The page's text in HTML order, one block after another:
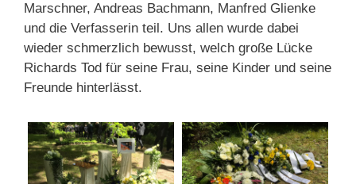
Marschner, Andreas Bachmann, Manfred Glienke
und die Verfasserin teil. Uns allen wurde dabei
wieder schmerzlich bewusst, welch große Lücke
Richards Tod für seine Frau, seine Kinder und seine
Freunde hinterlässt.